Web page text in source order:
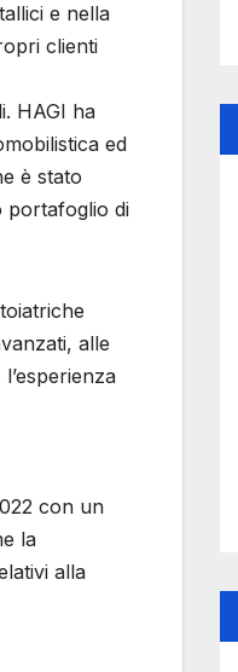
e nella
clienti
HAGI ha
ed
è stato
portafoglio di
alle
con un
la
alla